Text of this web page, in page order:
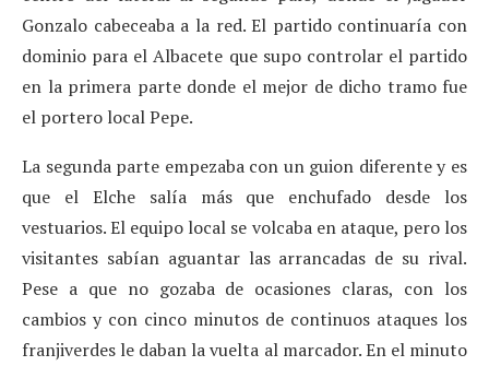
Gonzalo cabeceaba a la red. El partido continuaría con
dominio para el Albacete que supo controlar el partido
en la primera parte donde el mejor de dicho tramo fue
el portero local Pepe.
La segunda parte empezaba con un guion diferente y es
que el Elche salía más que enchufado desde los
vestuarios. El equipo local se volcaba en ataque, pero los
visitantes sabían aguantar las arrancadas de su rival.
Pese a que no gozaba de ocasiones claras, con los
cambios y con cinco minutos de continuos ataques los
franjiverdes le daban la vuelta al marcador. En el minuto